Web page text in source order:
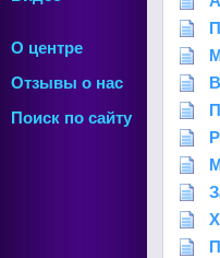
О центре
Отзывы о нас
Поиск по сайту